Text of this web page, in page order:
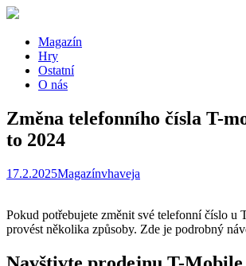
Magazín
Hry
Ostatní
O nás
Změna telefonního čísla T-
to 2024
17.2.2025Magazínvhaveja
Pokud potřebujete změnit své telefonní číslo u
provést několika způsoby. Zde je podrobný